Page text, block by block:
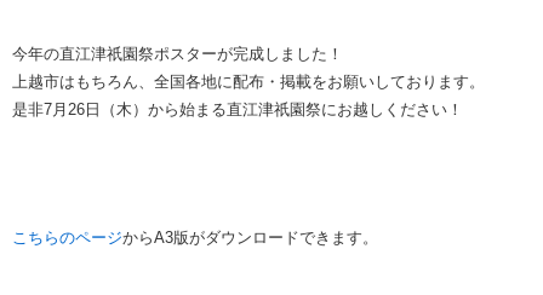
今年の直江津祇園祭ポスターが完成しました！
上越市はもちろん、全国各地に配布・掲載をお願いしております。
是非7月26日（木）から始まる直江津祇園祭にお越しください！
こちらのページからA3版がダウンロードできます。